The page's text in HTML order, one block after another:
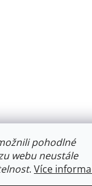
pohodlné
webu neustále
. Více